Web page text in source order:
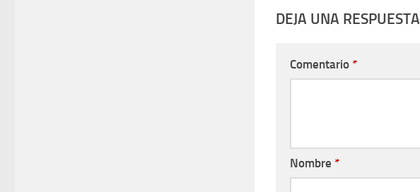
DEJA UNA RESPUESTA
Comentario *
Nombre *